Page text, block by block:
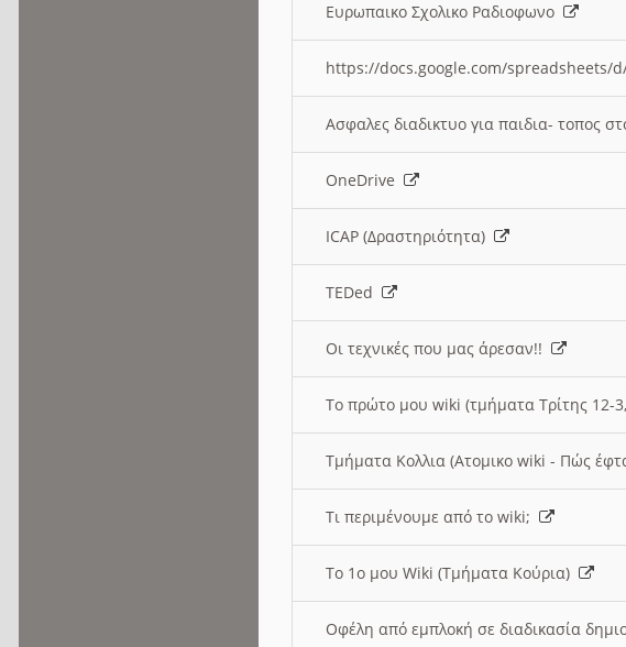
Ευρωπαικο Σχολικο Ραδιοφωνο
https://docs.google.com/spreadsheets/
Ασφαλες διαδικτυο για παιδια- τοπος
OneDrive
ICAP (Δραστηριότητα)
TEDed
Οι τεχνικές που μας άρεσαν!!
Το πρώτο μου wiki (τμήματα Τρίτης 12-
Τμήματα Κολλια (Ατομικο wiki - Πώς
Τι περιμένουμε από το wiki;
Το 1ο μου Wiki (Τμήματα Κούρια)
Οφέλη από εμπλοκή σε διαδικασία